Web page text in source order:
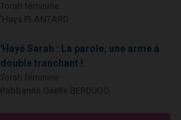
'Hayé Sarah : La parole, une arme à
double tranchant !